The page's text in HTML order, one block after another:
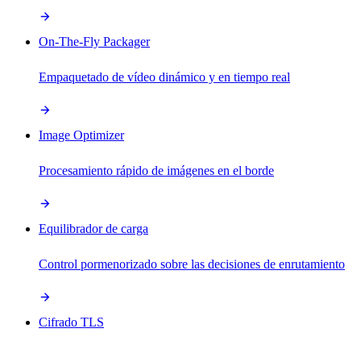
On-The-Fly Packager
Empaquetado de vídeo dinámico y en tiempo real
Image Optimizer
Procesamiento rápido de imágenes en el borde
Equilibrador de carga
Control pormenorizado sobre las decisiones de enrutamiento
Cifrado TLS